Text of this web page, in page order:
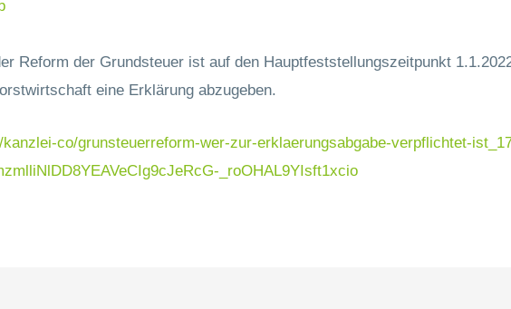
Reform der Grundsteuer ist auf den Hauptfeststellungszeitpunkt
eine Erklärung abzugeben.
co/grunsteuerreform-wer-zur-erklaerungsabgabe-verpflichtet-
_roOHAL9YIsft1xcio